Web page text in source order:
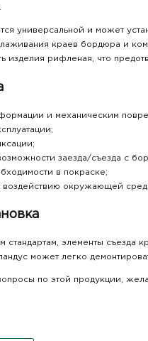
универсальной и может
краев бордюра и
изделия рифленая, что
и механическим
заезда/съезда с
в покраске;
воздействию окружающей
стандартам, элементы съезда
может легко
по этой продукции,